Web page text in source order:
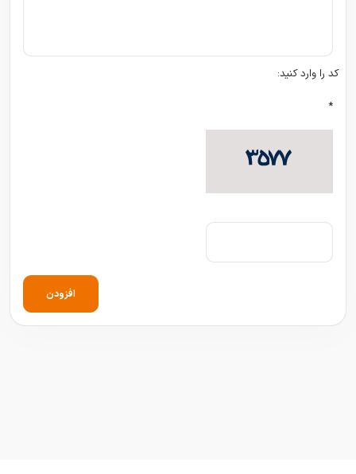
کد را وارد کنید:
*
افزودن